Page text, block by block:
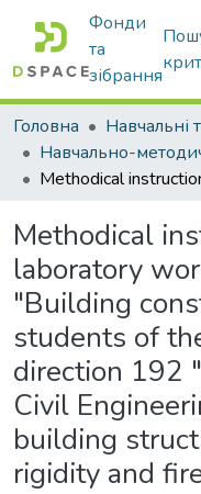
Фонди
та
зібрання
Головна
Methodical
laboratory
"Building
students of
direction 192
Civil
building
rigidity and